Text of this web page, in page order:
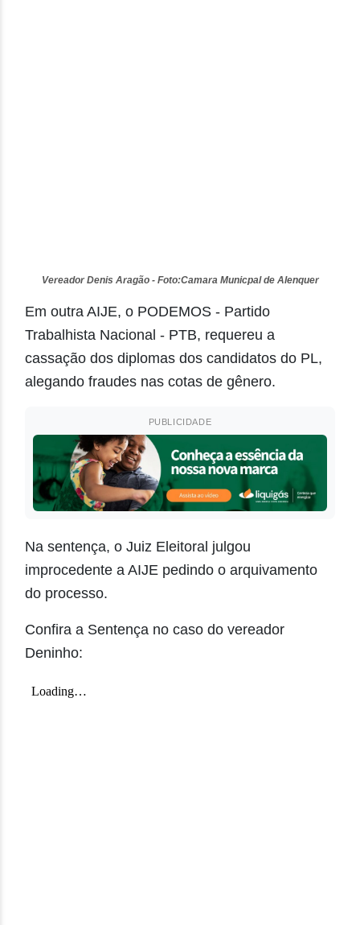
Vereador Denis Aragão - Foto:Camara Municpal de Alenquer
Em outra AIJE, o PODEMOS - Partido
Trabalhista Nacional - PTB, requereu a
cassação dos diplomas dos candidatos do PL,
alegando fraudes nas cotas de gênero.
PUBLICIDADE
Na sentença, o Juiz Eleitoral julgou
improcedente a AIJE pedindo o arquivamento
do processo.
Confira a Sentença no caso do vereador
Deninho: